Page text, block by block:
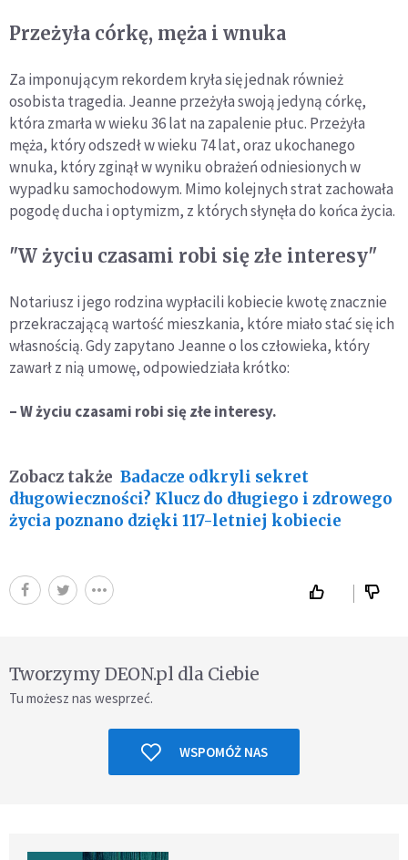
Przeżyła córkę, męża i wnuka
Za imponującym rekordem kryła się jednak również
osobista tragedia. Jeanne przeżyła swoją jedyną córkę,
która zmarła w wieku 36 lat na zapalenie płuc. Przeżyła
męża, który odszedł w wieku 74 lat, oraz ukochanego
wnuka, który zginął w wyniku obrażeń odniesionych w
wypadku samochodowym. Mimo kolejnych strat zachowała
pogodę ducha i optymizm, z których słynęła do końca życia.
"W życiu czasami robi się złe interesy"
Notariusz i jego rodzina wypłacili kobiecie kwotę znacznie
przekraczającą wartość mieszkania, które miało stać się ich
własnością. Gdy zapytano Jeanne o los człowieka, który
zawarł z nią umowę, odpowiedziała krótko:
– W życiu czasami robi się złe interesy.
Zobacz także Badacze odkryli sekret
długowieczności? Klucz do długiego i zdrowego
życia poznano dzięki 117-letniej kobiecie
Tworzymy DEON.pl dla Ciebie
Tu możesz nas wesprzeć.
WSPOMÓŻ NAS